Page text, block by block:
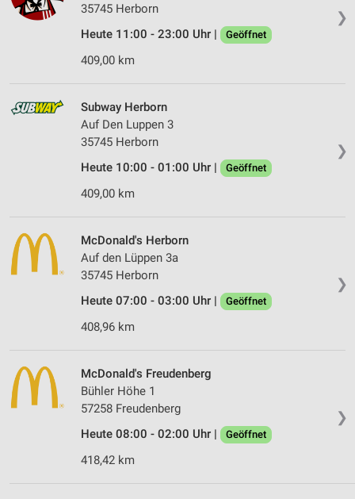
❯
35745 Herborn
Heute 11:00 - 23:00 Uhr |
Geöffnet
409,00 km
❯
Subway Herborn
Auf Den Luppen 3
35745 Herborn
Heute 10:00 - 01:00 Uhr |
Geöffnet
409,00 km
❯
McDonald's Herborn
Auf den Lüppen 3a
35745 Herborn
Heute 07:00 - 03:00 Uhr |
Geöffnet
408,96 km
❯
McDonald's Freudenberg
Bühler Höhe 1
57258 Freudenberg
Heute 08:00 - 02:00 Uhr |
Geöffnet
418,42 km